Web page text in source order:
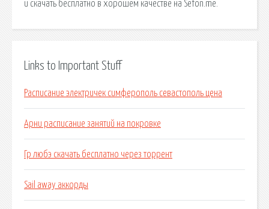
и скачать бесплатно в хорошем качестве на Sefon.me.
Links to Important Stuff
Расписание электричек симферополь севастополь цена
Арни расписание занятий на покровке
Гр любэ скачать бесплатно через торрент
Sail away аккорды